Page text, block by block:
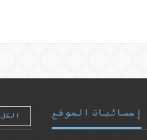
الكل إحصائيات الموقع